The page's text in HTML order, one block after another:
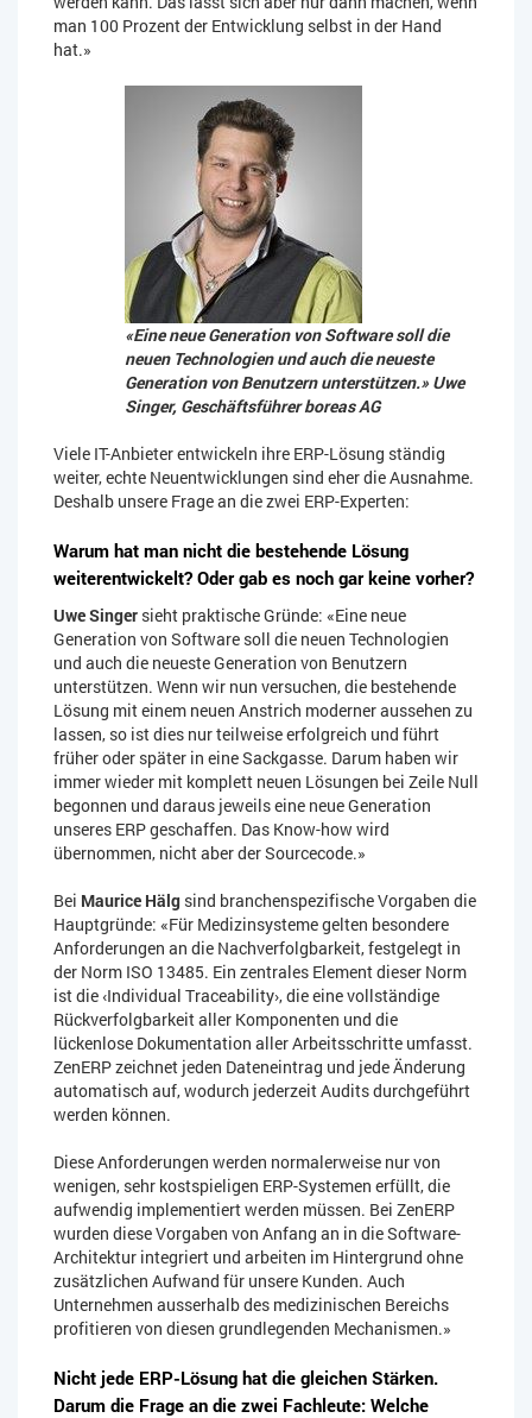
man 100 Prozent der Entwicklung selbst in der Hand
hat.»
«Eine neue Generation von Software soll die
neuen Technologien und auch die neueste
Generation von Benutzern unterstützen.» Uwe
Singer, Geschäftsführer boreas AG
Viele IT-Anbieter entwickeln ihre ERP-Lösung ständig
weiter, echte Neuentwicklungen sind eher die Ausnahme.
Deshalb unsere Frage an die zwei ERP-Experten:
Warum hat man nicht die bestehende Lösung
weiterentwickelt? Oder gab es noch gar keine vorher?
Uwe Singer sieht praktische Gründe: «Eine neue
Generation von Software soll die neuen Technologien
und auch die neueste Generation von Benutzern
unterstützen. Wenn wir nun versuchen, die bestehende
Lösung mit einem neuen Anstrich moderner aussehen zu
lassen, so ist dies nur teilweise erfolgreich und führt
früher oder später in eine Sackgasse. Darum haben wir
immer wieder mit komplett neuen Lösungen bei Zeile Null
begonnen und daraus jeweils eine neue Generation
unseres ERP geschaffen. Das Know-how wird
übernommen, nicht aber der Sourcecode.»
Bei Maurice Hälg sind branchenspezifische Vorgaben die
Hauptgründe: «Für Medizinsysteme gelten besondere
Anforderungen an die Nachverfolgbarkeit, festgelegt in
der Norm ISO 13485. Ein zentrales Element dieser Norm
ist die ‹Individual Traceability›, die eine vollständige
Rückverfolgbarkeit aller Komponenten und die
lückenlose Dokumentation aller Arbeitsschritte umfasst.
ZenERP zeichnet jeden Dateneintrag und jede Änderung
automatisch auf, wodurch jederzeit Audits durchgeführt
werden können.
Diese Anforderungen werden normalerweise nur von
wenigen, sehr kostspieligen ERP-Systemen erfüllt, die
aufwendig implementiert werden müssen. Bei ZenERP
wurden diese Vorgaben von Anfang an in die Software-
Architektur integriert und arbeiten im Hintergrund ohne
zusätzlichen Aufwand für unsere Kunden. Auch
Unternehmen ausserhalb des medizinischen Bereichs
profitieren von diesen grundlegenden Mechanismen.»
Nicht jede ERP-Lösung hat die gleichen Stärken.
Darum die Frage an die zwei Fachleute: Welche